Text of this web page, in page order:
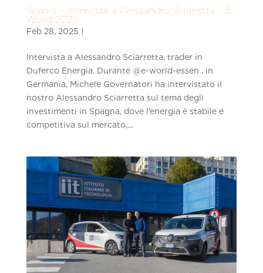
Sparks – Intervista a Alessandro Sciarretta – E-
World 2025
Intervista a Alessandro Sciarretta, trader in
Duferco Energia. Durante ‪@e-world-essen‬ , in
Germania, Michele Governatori ha intervistato il
nostro Alessandro Sciarretta sul tema degli
investimenti in Spagna, dove l’energia è stabile e
competitiva sul mercato,...